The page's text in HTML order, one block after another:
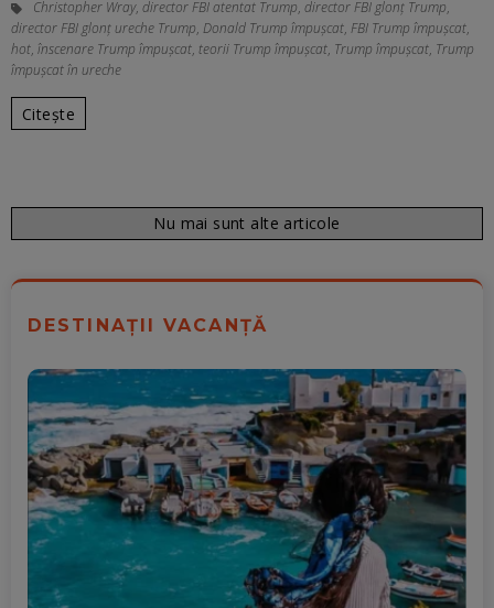
Christopher Wray, director FBI atentat Trump, director FBI glonț Trump,
director FBI glonț ureche Trump, Donald Trump împușcat, FBI Trump împuşcat,
hot, înscenare Trump împuşcat, teorii Trump împuşcat, Trump împușcat, Trump
împușcat în ureche
Citește
Nu mai sunt alte articole
DESTINAȚII VACANȚĂ